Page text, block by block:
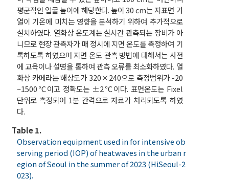
평균적인 얼굴 높이에 해당한다. 높이 30 cm는 지표면 가
열이 기온에 미치는 영향을 분석하기 위하여 추가적으로
설치하였다. 열화상 온도계는 실시간 관측되는 장비가 아
니므로 현장 관측자가 매 정시에 지면 온도를 측정하여 기
록하도록 하였으며 지면 온도 관측 방법에 대해서는 사전
에 교육이나 설명을 통하여 관측 오류를 최소화하였다. 열
화상 카메라는 해상도가 320×240으로 측정범위가 -20
~1500℃이고 정확도는 ±2℃이다. 표면온도는 Fixel
단위로 측정되어 1분 간격으로 자료가 처리되도록 하였
다.
Table 1.
Observation equipment used in for intensive ob
serving period (IOP) of heatwaves in the urban r
egion of Seoul in the summer of 2023 (HiSeoul-2
023).